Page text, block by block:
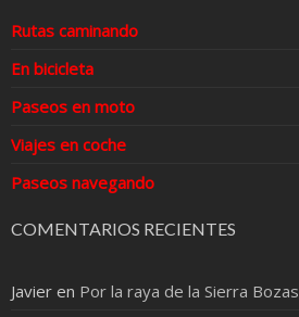
Rutas caminando
En bicicleta
Paseos en moto
Viajes en coche
Paseos navegando
COMENTARIOS RECIENTES
Javier en Por la raya de la Sierra Bozas